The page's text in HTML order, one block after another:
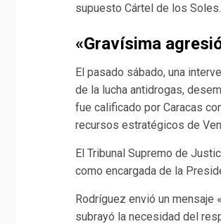
supuesto Cártel de los Soles.
«Gravísima
El pasado sábado, una
de la lucha antidrogas,
fue calificado por Caracas
recursos estratégicos de
El Tribunal Supremo de
como encargada de la
Rodríguez envió un mensaje
subrayó la necesidad del